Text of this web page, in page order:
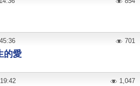
的愛
701
1,047